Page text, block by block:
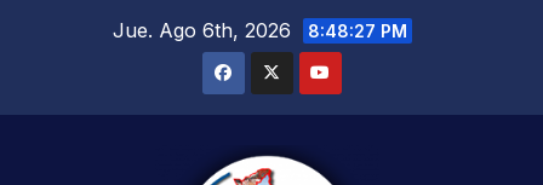
Jue. Ago 6th, 2026 8:48:28 PM